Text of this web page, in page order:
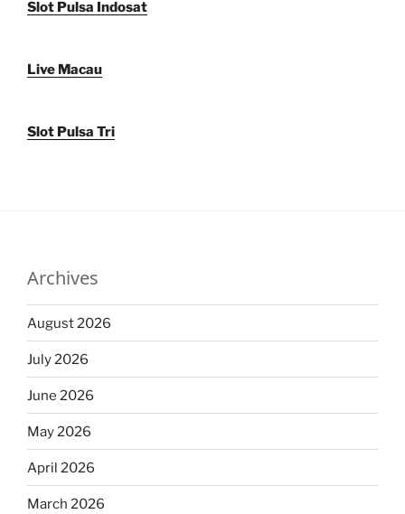
Slot Pulsa Indosat
Live Macau
Slot Pulsa Tri
Archives
August 2026
July 2026
June 2026
May 2026
April 2026
March 2026